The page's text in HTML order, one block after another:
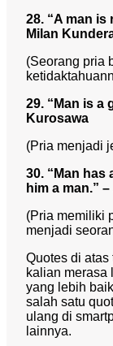
28. “A man
Milan
(Seorang pria
29. “Man is a
Kurosawa
(Pria menjadi
30. “Man has
him a man.”
(Pria memiliki
menjadi
Quotes di
kalian merasa
yang lebih
salah satu
ulang di
lainnya.